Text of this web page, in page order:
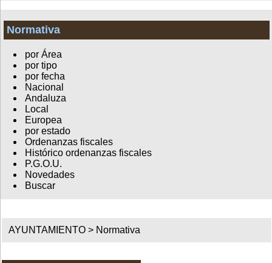
Normativa
por Área
por tipo
por fecha
Nacional
Andaluza
Local
Europea
por estado
Ordenanzas fiscales
Histórico ordenanzas fiscales
P.G.O.U.
Novedades
Buscar
AYUNTAMIENTO > Normativa